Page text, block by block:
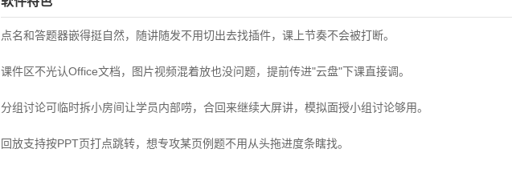
点名和答题器嵌得挺自然，随讲随发不用切出去找插件，课上节奏不会被打断。
课件区不光认Office文档，图片视频混着放也没问题，提前传进"云盘"下课直接调。
分组讨论可临时拆小房间让学员内部唠，合回来继续大屏讲，模拟面授小组讨论够用。
回放支持按PPT页打点跳转，想专攻某页例题不用从头拖进度条瞎找。